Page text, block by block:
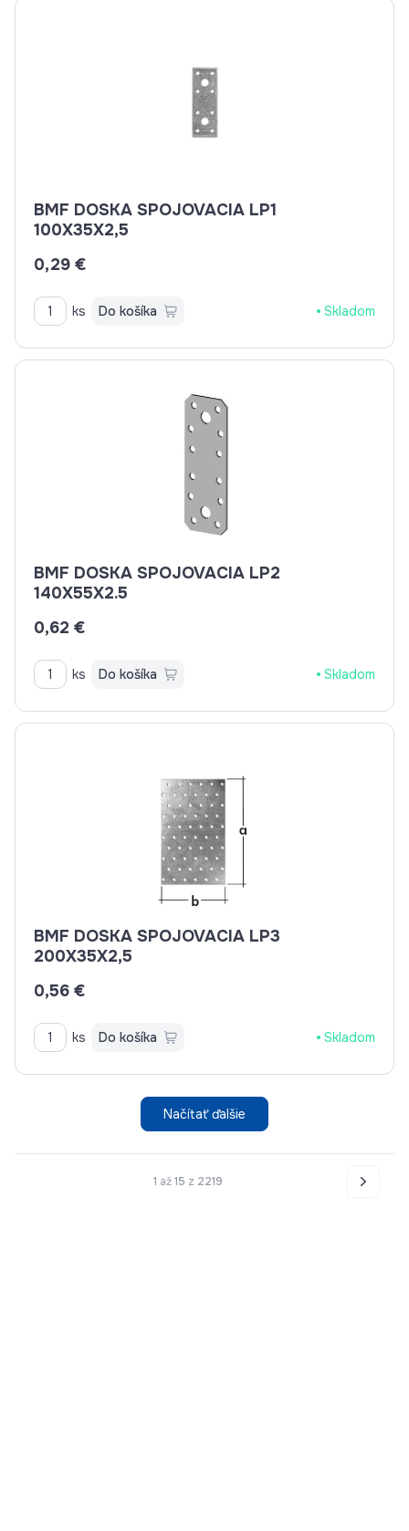
BMF DOSKA SPOJOVACIA LP1
100X35X2,5
0,29 €
ks Do košíka Skladom
BMF DOSKA SPOJOVACIA LP2
140X55X2.5
0,62 €
ks Do košíka Skladom
BMF DOSKA SPOJOVACIA LP3
200X35X2,5
0,56 €
ks Do košíka Skladom
Načítať ďalšie
1 až15 z 2219